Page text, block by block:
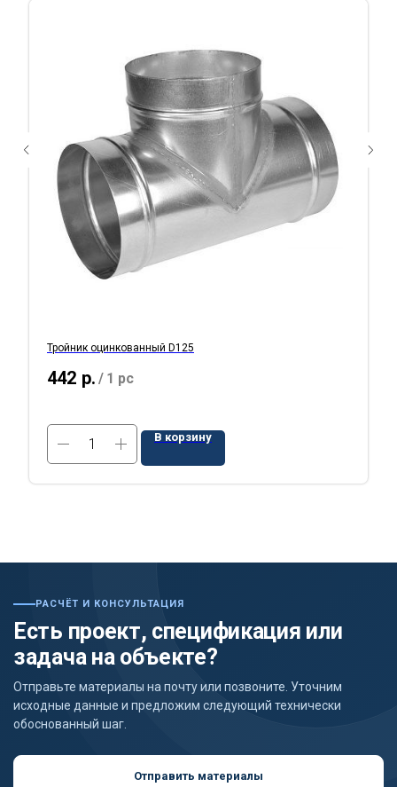
Тройник оцинкованный D125
442 р. / 1 pc
В корзину
РАСЧЁТ И КОНСУЛЬТАЦИЯ
Есть проект, спецификация или
задача на объекте?
Отправьте материалы на почту или позвоните. Уточним
исходные данные и предложим следующий технически
обоснованный шаг.
Отправить материалы